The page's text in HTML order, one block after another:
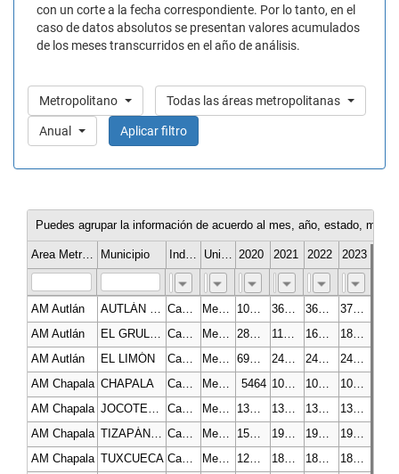
con un corte a la fecha correspondiente. Por lo tanto, en el
caso de datos absolutos se presentan valores acumulados
de los meses transcurridos en el año de análisis.
Metropolitano Todas las áreas metropolitanas
Anual Aplicar filtro
Puedes agrupar la información de acuerdo al mes, año, estado,
Area Metropolitana Municipio Indicador Unidad de medida 2020 2021 2022 2023
AM Autlán AUTLÁN DE NAVARRO Capacidad de almacenamiento de agua en metros cúbicos para fines pecuarios Metros cúbicos 102200 360233.6 367393.6
370513.6
AM Autlán
EL GRULLO Capacidad de almacenamiento de agua en metros cúbicos para fines pecuarios Metros cúbicos 28577 112699 161079
181119
AM Autlán
EL LIMÓN Capacidad de almacenamiento de agua en metros cúbicos para fines pecuarios Metros cúbicos 69080 240796 240796
240796
AM Chapala CHAPALA Capacidad de almacenamiento de agua en metros cúbicos para fines pecuarios Metros cúbicos 5464 10760 10760
10760
AM Chapala
JOCOTEPEC Capacidad de almacenamiento de agua en metros cúbicos para fines pecuarios Metros cúbicos 138590 138590 138590
138590
AM Chapala
TIZAPÁN EL ALTO Capacidad de almacenamiento de agua en metros cúbicos para fines pecuarios Metros cúbicos 15450 19300 19300
19300
AM Chapala TUXCUECA Capacidad de almacenamiento de agua en metros cúbicos para fines pecuarios Metros cúbicos 12800 184964 184964
184964